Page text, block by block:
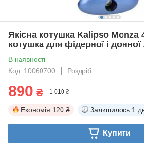
Якісна котушка Kalipso Monza
котушка для фідерної і донної
В наявності
Код: 10060700
Роздріб
890 ₴ 1 010 ₴
Економія 120 ₴ Залишилось 1
Купити